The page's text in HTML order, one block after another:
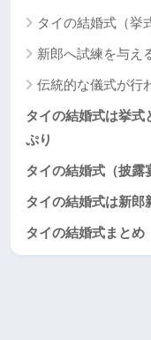
タイの結婚式（挙
新郎へ試練を与え
伝統的な儀式が行
タイの結婚式は挙式
ぷり
タイの結婚式（披露
タイの結婚式は新郎
タイの結婚式まとめ